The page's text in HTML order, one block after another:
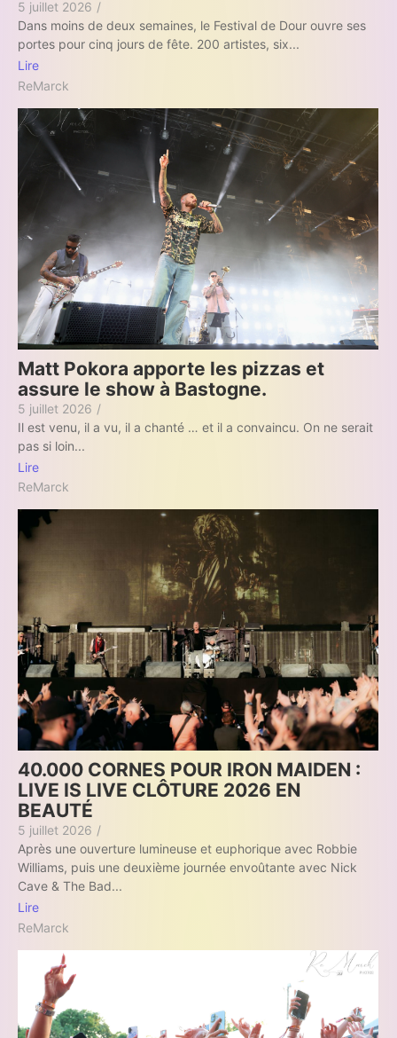
5 juillet 2026 /
Dans moins de deux semaines, le Festival de Dour ouvre ses
portes pour cinq jours de fête. 200 artistes, six...
Lire
ReMarck
Matt Pokora apporte les pizzas et
assure le show à Bastogne.
5 juillet 2026 /
Il est venu, il a vu, il a chanté … et il a convaincu. On ne serait
pas si loin...
Lire
ReMarck
40.000 CORNES POUR IRON MAIDEN :
LIVE IS LIVE CLÔTURE 2026 EN
BEAUTÉ
5 juillet 2026 /
Après une ouverture lumineuse et euphorique avec Robbie
Williams, puis une deuxième journée envoûtante avec Nick
Cave & The Bad...
Lire
ReMarck